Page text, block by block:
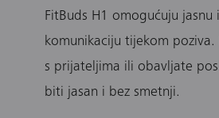
FitBuds H1 omogućuju jasnu
komunikaciju tijekom
s prijateljima ili obavljate
biti jasan i bez smetnji.